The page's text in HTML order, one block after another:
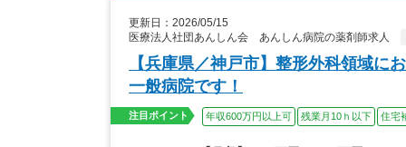
更新日：2026/05/15
医療法人社団あんしん会 あんしん病院の薬剤師求人
【兵庫県／神戸市】整形外科領域に
一般病院です！
注目ポイント 年収600万円以上可 残業月10ｈ以下 住宅